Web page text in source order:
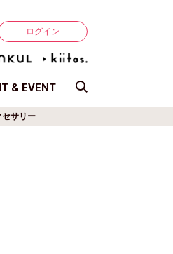
ログイン
& EVENT
セサリー